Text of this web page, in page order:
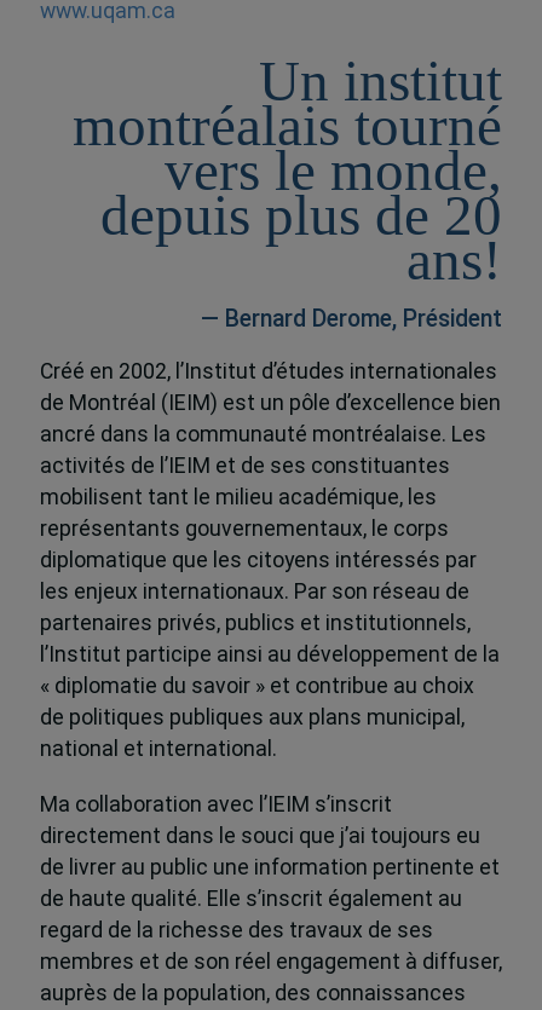
www.uqam.ca
Un institut
montréalais tourné
vers le monde,
depuis plus de 20
ans!
— Bernard Derome, Président
Créé en 2002, l’Institut d’études internationales
de Montréal (IEIM) est un pôle d’excellence bien
ancré dans la communauté montréalaise. Les
activités de l’IEIM et de ses constituantes
mobilisent tant le milieu académique, les
représentants gouvernementaux, le corps
diplomatique que les citoyens intéressés par
les enjeux internationaux. Par son réseau de
partenaires privés, publics et institutionnels,
l’Institut participe ainsi au développement de la
« diplomatie du savoir » et contribue au choix
de politiques publiques aux plans municipal,
national et international.
Ma collaboration avec l’IEIM s’inscrit
directement dans le souci que j’ai toujours eu
de livrer au public une information pertinente et
de haute qualité. Elle s’inscrit également au
regard de la richesse des travaux de ses
membres et de son réel engagement à diffuser,
auprès de la population, des connaissances